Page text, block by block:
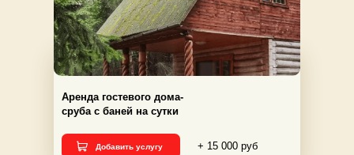
+ 15 000 руб
Аренда гостевого дома-
сруба с баней на сутки
Добавить услугу